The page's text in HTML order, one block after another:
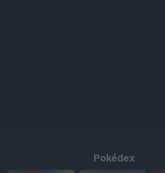
Pokédex